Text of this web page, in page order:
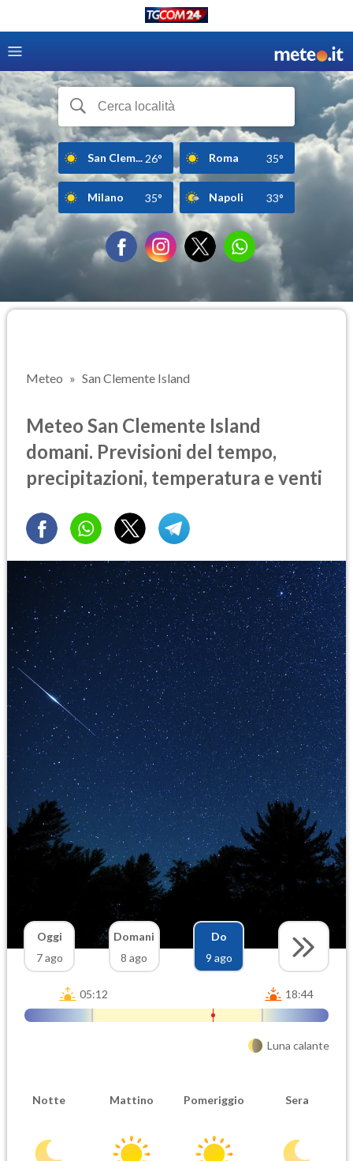
San Clem... 26° Roma 35°
Milano 35° Napoli 33°
Meteo San Clemente Island
Meteo San Clemente Island
domani. Previsioni del tempo,
precipitazioni, temperatura e venti
Oggi
7 ago
Domani
8 ago
Do
9 ago
05:12 18:44
Luna calante
Notte Mattino Pomeriggio Sera